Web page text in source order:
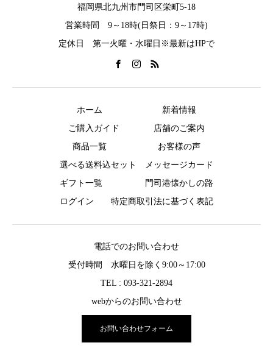
福岡県北九州市門司区栄町5-18
営業時間 9～18時(日祭日：9～17時)
定休日 第一火曜・水曜日※最新はHPで
ホーム
新着情報
ご購入ガイド
店舗のご案内
商品一覧
お客様の声
選べる送料込セット
メッセージカード
ギフト一覧
門司港懐かしの路
ログイン
特定商取引法に基づく表記
電話でのお問い合わせ
受付時間 水曜日を除く9:00～17:00
TEL : 093-321-2894
webからのお問い合わせ
お問い合わせフォーム